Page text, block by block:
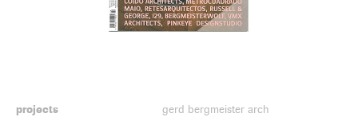
projects
gerd bergmeister arch